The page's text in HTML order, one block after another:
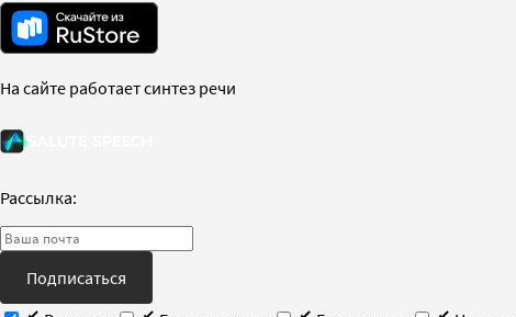
На сайте работает синтез речи
Рассылка:
Подписаться